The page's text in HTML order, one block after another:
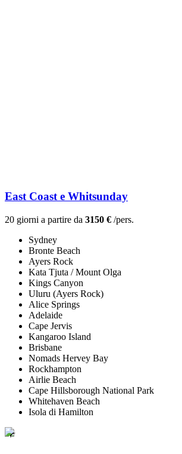
East Coast e Whitsunday
20 giorni a partire da 3150 € /pers.
Sydney
Bronte Beach
Ayers Rock
Kata Tjuta / Mount Olga
Kings Canyon
Uluru (Ayers Rock)
Alice Springs
Adelaide
Cape Jervis
Kangaroo Island
Brisbane
Nomads Hervey Bay
Rockhampton
Airlie Beach
Cape Hillsborough National Park
Whitehaven Beach
Isola di Hamilton